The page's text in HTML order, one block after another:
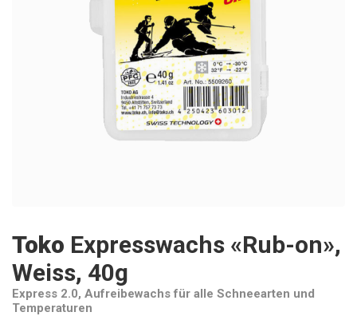
Toko Expresswachs «Rub-on»,
Weiss, 40g
Express 2.0, Aufreibewachs für alle Schneearten und
Temperaturen